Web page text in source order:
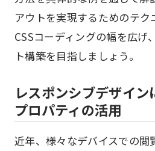
アウトを実現するためのテク
CSSコーディングの幅を広げ
ト構築を目指しましょう。
レスポンシブデザイ
プロパティの活用
近年、様々なデバイスでの閲